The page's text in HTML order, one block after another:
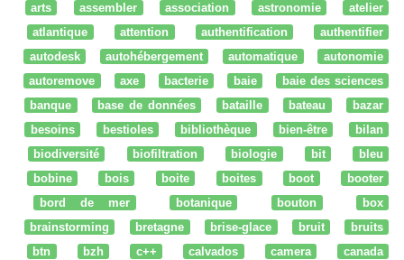
arts
assembler association astronomie
atelier
atlantique
attention authentification
authentifier
autodesk
autohébergement automatique
autonomie
autoremove
axe bacterie baie
baie des sciences
banque
base de données bataille bateau
bazar
besoins
bestioles bibliothèque bien-être
bilan
biodiversité
biofiltration biologie bit
bleu
bobine
bois boite boites boot
booter
bord de mer
botanique bouton
box
brainstorming
bretagne brise-glace bruit
bruits
btn
bzh c++ calvados camera
canada